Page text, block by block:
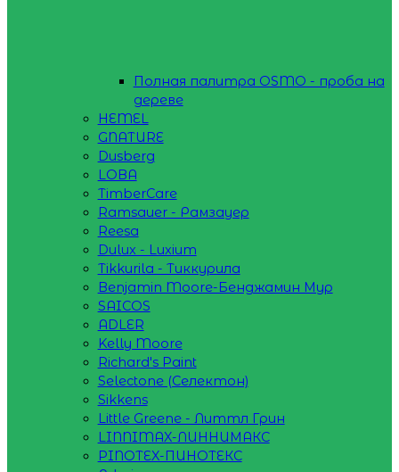
Полная палитра OSMO - проба на
дереве
HEMEL
GNATURE
Dusberg
LOBA
TimberCare
Ramsauer - Рамзауер
Reesa
Dulux - Luxium
Tikkurila - Тиккурила
Benjamin Moore-Бенджамин Мур
SAICOS
ADLER
Kelly Moore
Richard's Paint
Selectone (Селектон)
Sikkens
Little Greene - Литтл Грин
LINNIMAX-ЛИННИМАКС
PINOTEX-ПИНОТЕКС